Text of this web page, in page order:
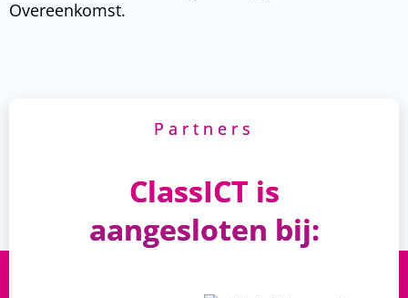
Overeenkomst.
Partners
ClassICT is
aangesloten bij: